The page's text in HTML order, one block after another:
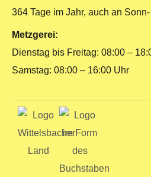
364 Tage im Jahr, auch an
Metzgerei:
Dienstag bis Freitag: 08:00 –
Samstag: 08:00 – 16:00 Uhr